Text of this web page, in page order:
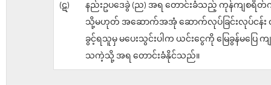
(ဋ)
နည်းဥပဒေခွဲ (ည) အရ တောင်းခံသည့် ကုန်ကျစရိတ်
သို့မဟုတ် အဆောက်အအုံ ဆောက်လုပ်ခြင်းလုပ်ငန်း
ခွင့်ရသူမှ မပေးသွင်းပါက ယင်းငွေကို မြေခွန်မပြေ ကျ
သကဲ့သို့ အရ တောင်းခံနိုင်သည်။